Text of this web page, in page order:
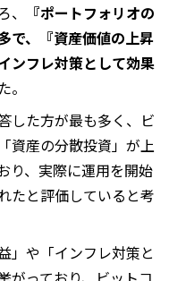
、
『ポートフォリオの
で、『資産価値の上昇
ンフレ対策として効果
。
した方が最も多く、ビ
資産の分散投資」が上
り、実際に運用を開始
たと評価していると考
」や「インフレ対策と